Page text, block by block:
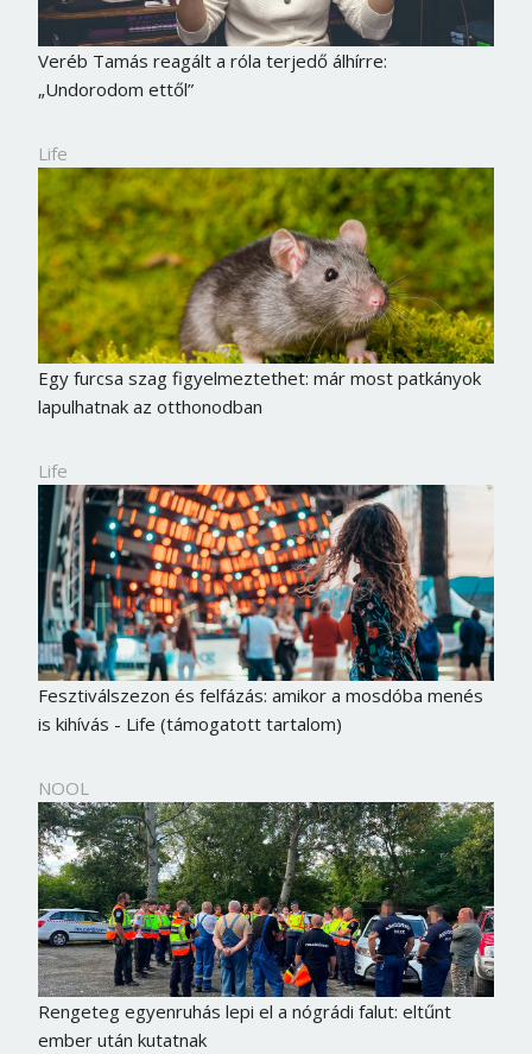
Veréb Tamás reagált a róla terjedő álhírre:
„Undorodom ettől”
Life
Egy furcsa szag figyelmeztethet: már most patkányok
lapulhatnak az otthonodban
Life
Fesztiválszezon és felfázás: amikor a mosdóba menés
is kihívás - Life (támogatott tartalom)
NOOL
Rengeteg egyenruhás lepi el a nógrádi falut: eltűnt
ember után kutatnak